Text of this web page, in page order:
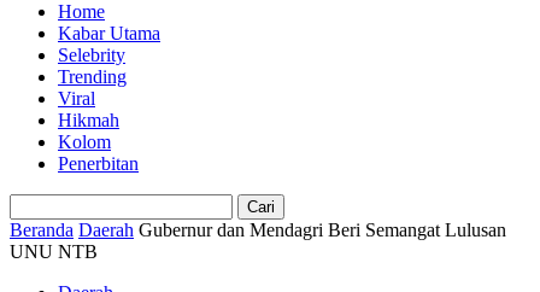
Home
Kabar Utama
Selebrity
Trending
Viral
Hikmah
Kolom
Penerbitan
Beranda Daerah Gubernur dan Mendagri Beri Semangat Lulusan
UNU NTB